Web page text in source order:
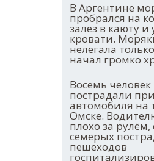
В Аргентине
пробрался на
залез в каюту и
кровати.
нелегала
начал громко
Восемь человек
пострадали
автомобиля на
Омске.
плохо за рулём,
семерых
пешеходов